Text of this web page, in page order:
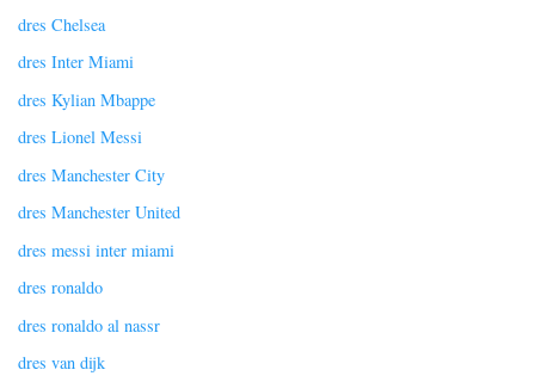
dres Chelsea
dres Inter Miami
dres Kylian Mbappe
dres Lionel Messi
dres Manchester City
dres Manchester United
dres messi inter miami
dres ronaldo
dres ronaldo al nassr
dres van dijk